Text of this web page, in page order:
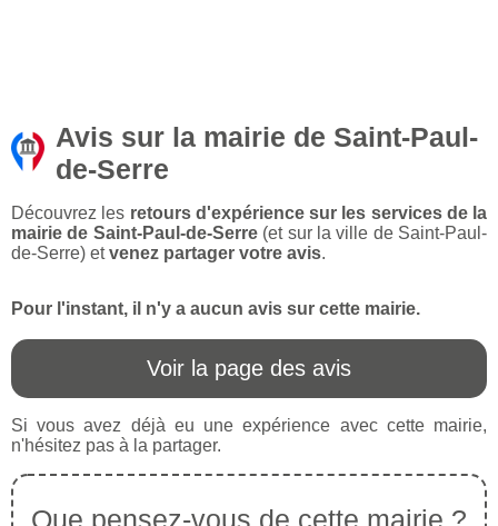
Avis sur la mairie de Saint-Paul-
de-Serre
Découvrez les retours d'expérience sur les services de la
mairie de Saint-Paul-de-Serre(et sur la ville de Saint-Paul-
de-Serre) etvenez partager votre avis.
Pour l'instant, il n'y a aucun avis sur cette mairie.
Voir la page des avis
Si vous avez déjà eu une expérience avec cette mairie,
n'hésitez pas à la partager.
Que pensez-vous de cette mairie ?